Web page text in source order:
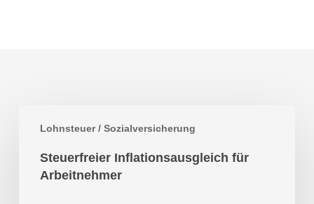
Lohnsteuer / Sozialversicherung
Inflationsausgleich
Arbeitnehmer
Steuerfreier Inflationsausgleich für
Arbeitnehmer